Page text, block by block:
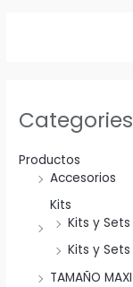
Categories
Productos
Accesorios
Kits
Kits y Sets
Kits y Sets
TAMAÑO MAXI